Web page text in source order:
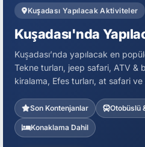
Kuşadası Yapılacak Aktiviteler
Kuşadası'nda
Kuşadası’nda yapılacak en
Tekne turları, jeep safari, ATV &
kiralama, Efes turları, at safari
Son Kontenjanlar Otobüslü
Konaklama Dahil